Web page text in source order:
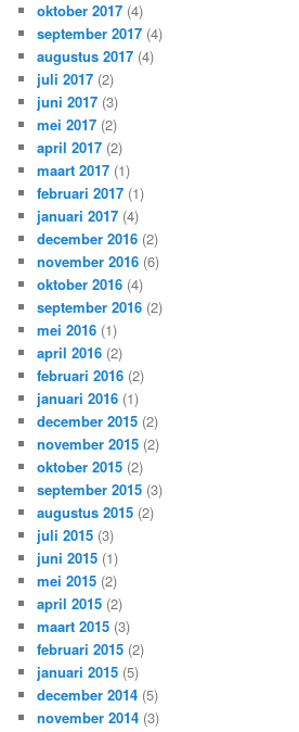
oktober 2017 (4)
september 2017 (4)
augustus 2017 (4)
juli 2017 (2)
juni 2017 (3)
mei 2017 (2)
april 2017 (2)
maart 2017 (1)
februari 2017 (1)
januari 2017 (4)
december 2016 (2)
november 2016 (6)
oktober 2016 (4)
september 2016 (2)
mei 2016 (1)
april 2016 (2)
februari 2016 (2)
januari 2016 (1)
december 2015 (2)
november 2015 (2)
oktober 2015 (2)
september 2015 (3)
augustus 2015 (2)
juli 2015 (3)
juni 2015 (1)
mei 2015 (2)
april 2015 (2)
maart 2015 (3)
februari 2015 (2)
januari 2015 (5)
december 2014 (5)
november 2014 (3)